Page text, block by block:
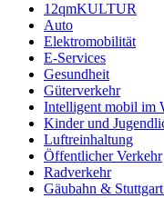
12qmKULTUR
Auto
Elektromobilität
E-Services
Gesundheit
Güterverkehr
Intelligent mobil im
Kinder und
Luftreinhaltung
Öffentlicher Verkehr
Radverkehr
Gäubahn & Stuttgart